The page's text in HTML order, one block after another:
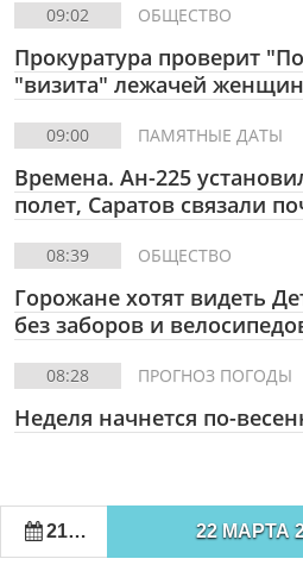
09:02 ОБЩЕСТВО
Прокуратура проверит
"визита" лежачей
09:00 ПАМЯТНЫЕ ДАТЫ
Времена. Ан-225
полет, Саратов связали
08:39 ОБЩЕСТВО
Горожане хотят видеть
без заборов и
08:28 ПРОГНОЗ ПОГОДЫ
Неделя начнется по-
21 МАРТА 2021 22 МАРТА